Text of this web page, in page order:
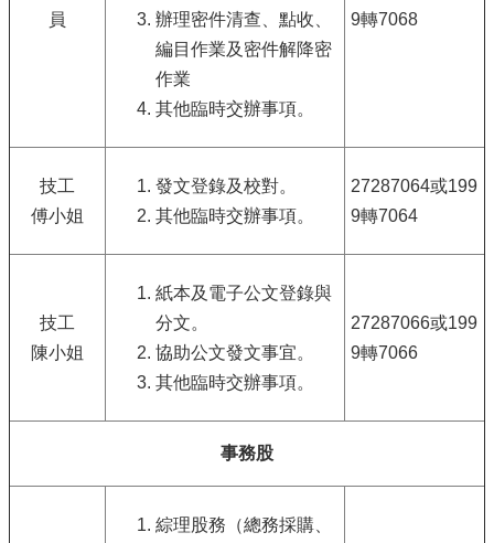
員
辦理密件清查、點收、
編目作業及密件解降密
作業
其他臨時交辦事項。
9轉7068
技工
傅小姐
發文登錄及校對。
其他臨時交辦事項。
27287064或199
9轉7064
技工
陳小姐
紙本及電子公文登錄與
分文。
協助公文發文事宜。
其他臨時交辦事項。
27287066或199
9轉7066
事務股
綜理股務（總務採購、